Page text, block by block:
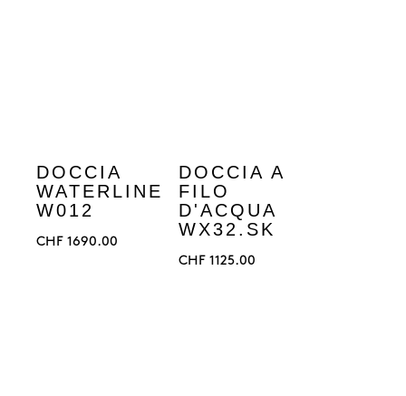
DOCCIA
WATERLINE
W012
CHF 1690.00
DOCCIA A
FILO
D'ACQUA
WX32.SK
CHF1125.00